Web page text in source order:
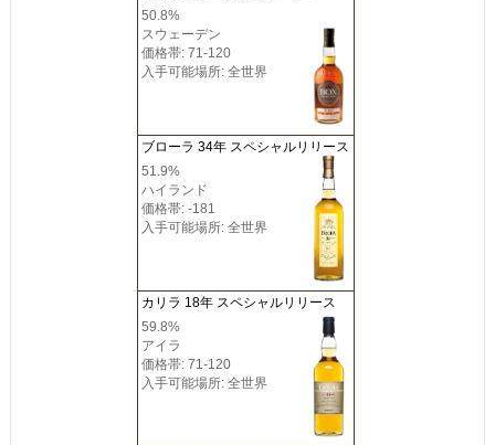
50.8%
スウェーデン
価格帯: 71-120
入手可能場所: 全世界
ブローラ 34年 スペシャルリリース
51.9%
ハイランド
価格帯: -181
入手可能場所: 全世界
カリラ 18年 スペシャルリリース
59.8%
アイラ
価格帯: 71-120
入手可能場所: 全世界